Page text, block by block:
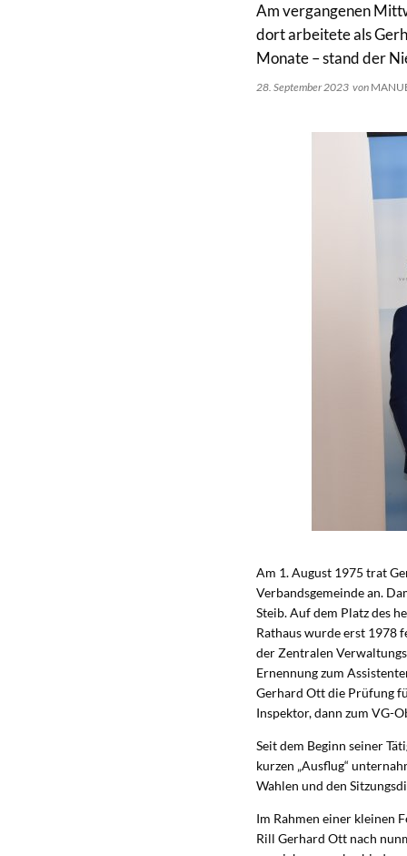
Am vergangenen
dort arbeitete als
Monate – stand der
28. September 2023 von
Am 1. August 1975 trat
Verbandsgemeinde an.
Steib. Auf dem Platz des
Rathaus wurde erst 1978
der Zentralen
Ernennung zum
Gerhard Ott die Prüfung
Inspektor, dann zum VG-
Seit dem Beginn seiner
kurzen „Ausflug“
Wahlen und den
Im Rahmen einer kleinen
Rill Gerhard Ott nach